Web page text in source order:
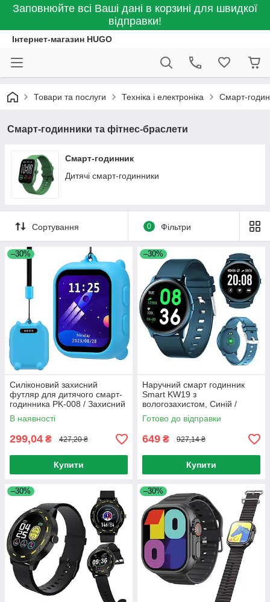
Заповнюйте всі Ваші дані в корзині для швидкої
відправки!
Інтернет-магазин HUGO
Товари та послуги Техніка і електроніка Смарт-
Смарт-годинники та фітнес-браслети
Смарт-годинник
Дитячі смарт-годинники
Сортування 0 Фільтри
–30%
Силіконовий захисний
футляр для дитячого смарт-
годинника PK-008 / Захисний
чохол для дитячого смарт-
годинника
В наявності
299,04 ₴ 427,20 ₴
Купити
–30%
Наручний смарт годинник
Smart KW19 з
вологозахистом, Синій /
Смарт годинник з
тонометром / Електронний
Готово до відправки
649 ₴ 927,14 ₴
Купити
–30% –30%